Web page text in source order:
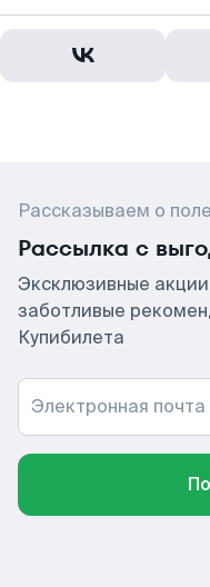
Рассказываем о
Рассылка с
Эксклюзивные
заботливые
Купибилета
Электронная почта